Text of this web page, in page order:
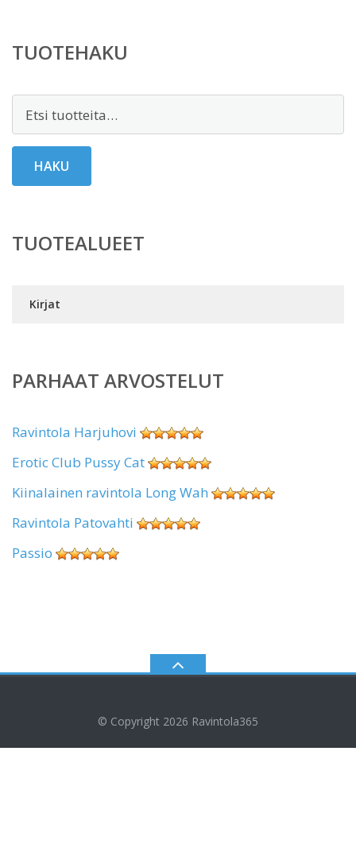
TUOTEHAKU
HAKU
TUOTEALUEET
Kirjat
PARHAAT ARVOSTELUT
Ravintola Harjuhovi
Erotic Club Pussy Cat
Kiinalainen ravintola Long Wah
Ravintola Patovahti
Passio
© Copyright 2026 Ravintola365